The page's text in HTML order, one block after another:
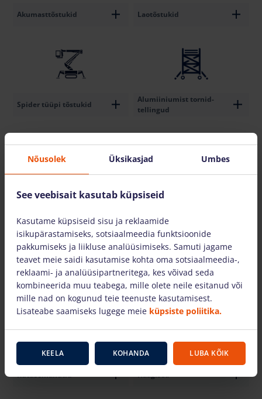
Akumasttõstukid Laotõstukid
Spider tüüpi tõstukid
Alumiiniumist tornid-
tellingud
Pinnasekaitsematid Elektriseadmed
kuivatusseadmed
MUUD SEADMED
Kütusemahutid Haagised
Nõusolek Üksikasjad Umbes
See veebisait kasutab küpsiseid
Kasutame küpsiseid sisu ja reklaamide
isikupärastamiseks, sotsiaalmeedia funktsioonide
pakkumiseks ja liikluse analüüsimiseks. Samuti jagame
teavet meie saidi kasutamise kohta oma sotsiaalmeedia-,
reklaami- ja analüüsipartneritega, kes võivad seda
kombineerida muu teabega, mille olete neile esitanud või
mille nad on kogunud teie teenuste kasutamisest.
Lisateabe saamiseks lugege meie küpsiste poliitika.
KEELA KOHANDA LUBA KÕIK